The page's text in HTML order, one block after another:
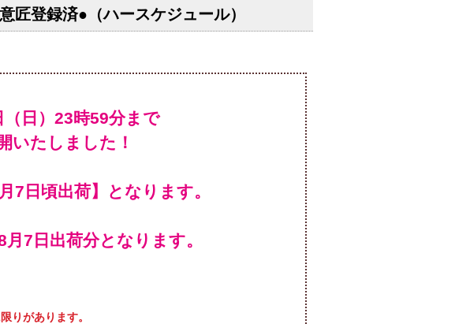
匠登録済●（ハースケジュール）
いたしました！
7日頃出荷】となります。
7日出荷分となります。
りがあります。